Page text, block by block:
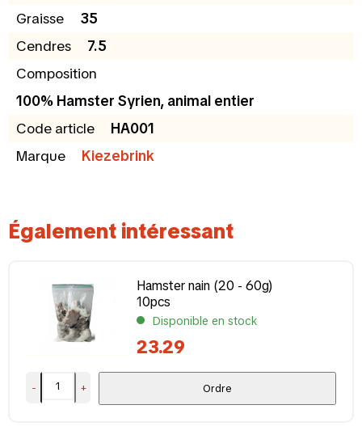
Graisse
35
Cendres
7.5
Composition
100% Hamster Syrien, animal entier
Code article
HA001
Marque
Kiezebrink
Également intéressant
Hamster nain (20 - 60g)
10pcs
Disponible en stock
23.29
- + Ordre